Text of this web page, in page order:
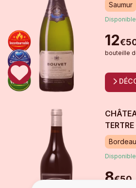
Saumur
Disponible
12€
bouteille
TERTRE
Disponible
8€50